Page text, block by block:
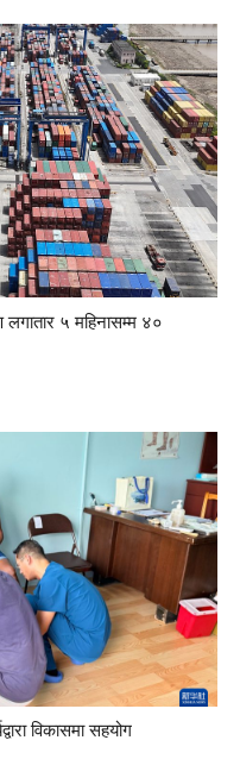
लगातार ५ महिनासम्म ४०
विकासमा सहयोग